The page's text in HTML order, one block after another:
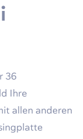
36
Ihre
allen anderen